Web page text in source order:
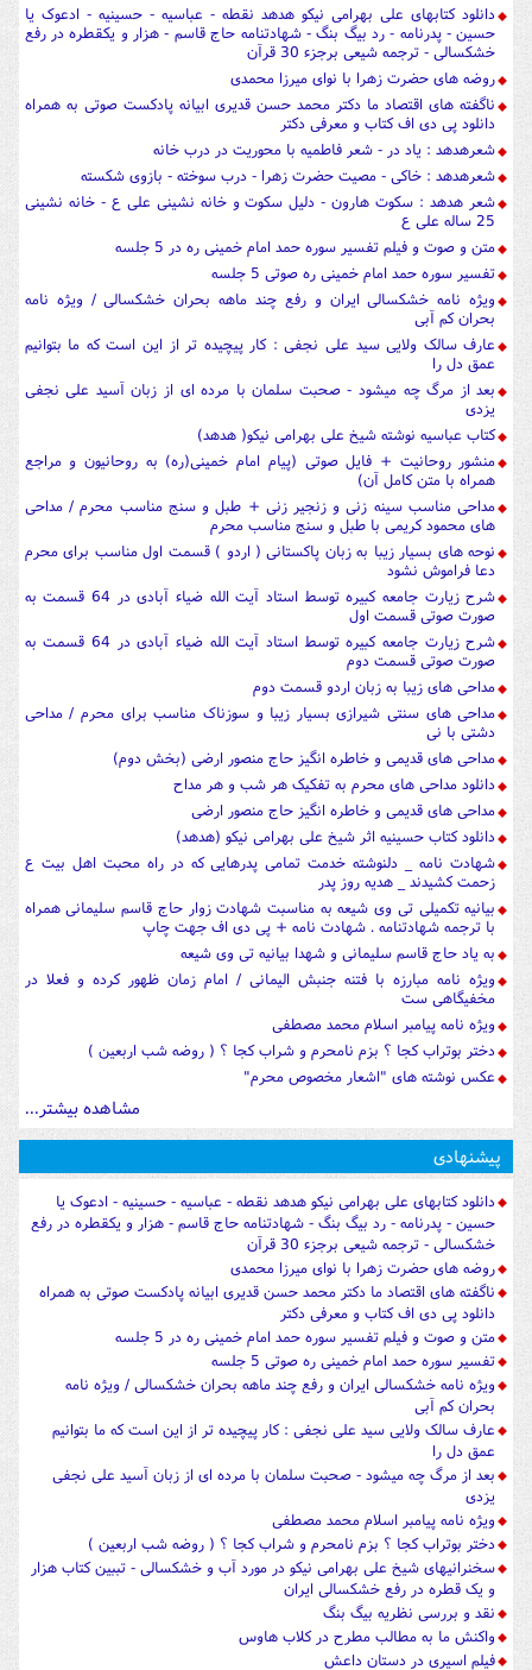
دانلود کتابهای علی بهرامی نیکو هدهد نقطه - عباسیه - حسینیه - ادعوک یا
حسین - پدرنامه - رد بیگ بنگ - شهادتنامه حاج قاسم - هزار و یکقطره در رفع
خشکسالی - ترجمه شیعی برجزء 30 قرآن
روضه های حضرت زهرا با نوای میرزا محمدی
ناگفته های اقتصاد ما دکتر محمد حسن قدیری ابیانه پادکست صوتی به همراه
دانلود پی دی اف کتاب و معرفی دکتر
شعرهدهد : یاد در - شعر فاطمیه با محوریت در درب خانه
شعرهدهد : خاکی - مصیت حضرت زهرا - درب سوخته - بازوی شکسته
شعر هدهد : سکوت هارون - دلیل سکوت و خانه نشینی علی ع - خانه نشینی
25 ساله علی ع
متن و صوت و فیلم تفسیر سوره حمد امام خمینی ره در 5 جلسه
تفسیر سوره حمد امام خمینی ره صوتی 5 جلسه
ویژه نامه خشکسالی ایران و رفع چند ماهه بحران خشکسالی / ویژه نامه
بحران کم آبی
عارف سالک ولایی سید علی نجفی : کار پیچیده تر از این است که ما بتوانیم
عمق دل را
بعد از مرگ چه میشود - صحبت سلمان با مرده ای از زبان آسید علی نجفی
یزدی
کتاب عباسیه نوشته شیخ علی بهرامی نیکو( هدهد)
منشور روحانیت + فایل صوتی (پیام امام خمینی(ره) به روحانیون و مراجع
همراه با متن کامل آن)
مداحی مناسب سینه زنی و زنجیر زنی + طبل و سنج مناسب محرم / مداحی
های محمود کریمی با طبل و سنج مناسب محرم
نوحه های بسیار زیبا به زبان پاکستانی ( اردو ) قسمت اول مناسب برای محرم
دعا فراموش نشود
شرح زیارت جامعه کبیره توسط استاد آیت الله ضیاء آبادی در 64 قسمت به
صورت صوتی قسمت اول
شرح زیارت جامعه کبیره توسط استاد آیت الله ضیاء آبادی در 64 قسمت به
صورت صوتی قسمت دوم
مداحی های زیبا به زبان اردو قسمت دوم
مداحی های سنتی شیرازی بسیار زیبا و سوزناک مناسب برای محرم / مداحی
دشتی با نی
مداحی های قدیمی و خاطره انگیز حاج منصور ارضی (بخش دوم)
دانلود مداحی های محرم به تفکیک هر شب و هر مداح
مداحی های قدیمی و خاطره انگیز حاج منصور ارضی
دانلود کتاب حسینیه اثر شیخ علی بهرامی نیکو (هدهد)
شهادت نامه _ دلنوشته خدمت تمامی پدرهایی که در راه محبت اهل بیت ع
زحمت کشیدند _ هدیه روز پدر
بیانیه تکمیلی تی وی شیعه به مناسبت شهادت زوار حاج قاسم سلیمانی همراه
با ترجمه شهادتنامه . شهادت نامه + پی دی اف جهت چاپ
به یاد حاج قاسم سلیمانی و شهدا بیانیه تی وی شیعه
ویژه نامه مبارزه با فتنه جنبش الیمانی / امام زمان ظهور کرده و فعلا در
مخفیگاهی ست
ویژه نامه پیامبر اسلام محمد مصطفی
دختر بوتراب کجا ؟ بزم نامحرم و شراب کجا ؟ ( روضه شب اربعین )
عکس نوشته های "اشعار مخصوص محرم"
مشاهده بیشتر...
پیشنهادی
دانلود کتابهای علی بهرامی نیکو هدهد نقطه - عباسیه - حسینیه - ادعوک یا
حسین - پدرنامه - رد بیگ بنگ - شهادتنامه حاج قاسم - هزار و یکقطره در رفع
خشکسالی - ترجمه شیعی برجزء 30 قرآن
روضه های حضرت زهرا با نوای میرزا محمدی
ناگفته های اقتصاد ما دکتر محمد حسن قدیری ابیانه پادکست صوتی به همراه
دانلود پی دی اف کتاب و معرفی دکتر
متن و صوت و فیلم تفسیر سوره حمد امام خمینی ره در 5 جلسه
تفسیر سوره حمد امام خمینی ره صوتی 5 جلسه
ویژه نامه خشکسالی ایران و رفع چند ماهه بحران خشکسالی / ویژه نامه
بحران کم آبی
عارف سالک ولایی سید علی نجفی : کار پیچیده تر از این است که ما بتوانیم
عمق دل را
بعد از مرگ چه میشود - صحبت سلمان با مرده ای از زبان آسید علی نجفی
یزدی
ویژه نامه پیامبر اسلام محمد مصطفی
دختر بوتراب کجا ؟ بزم نامحرم و شراب کجا ؟ ( روضه شب اربعین )
سخنرانیهای شیخ علی بهرامی نیکو در مورد آب و خشکسالی - تببین کتاب هزار
و یک قطره در رفع خشکسالی ایران
نقد و بررسی نظریه بیگ بنگ
واکنش ما به مطالب مطرح در کلاب هاوس
فیلم اسیری در دستان داعش